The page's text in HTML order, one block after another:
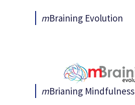
mBraining Evolution
mBrianing Mindfulness